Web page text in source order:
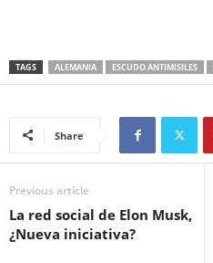
TAGS ALEMANIA ESCUDO ANTIMISILES
Share
Previous article
La red social de Elon Musk,
¿Nueva iniciativa?